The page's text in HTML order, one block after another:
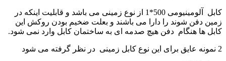
کابل آلومینیومی 500*1 از نوع زمینی می باشد و قابلیت اینکه در
زمین دفن شوند را دارا می باشند و بعلت ضخیم بودن روکش این
کابل ها هنگام دفن هیچ صدمه ای به ساختمان کابل وارد نمی شود.
2 نمونه عایق برای این نوع کابل زمینی در نظر گرفته می شود